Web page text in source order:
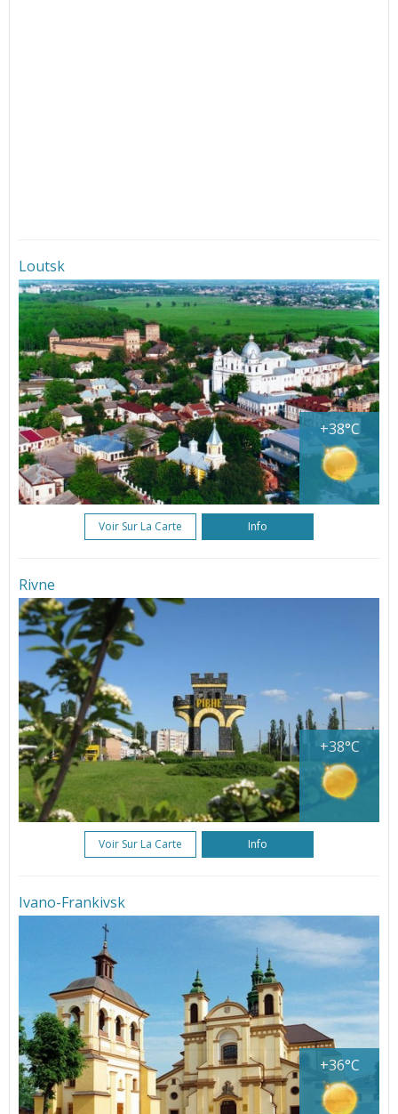
Loutsk
+38°C
Voir Sur La Carte Info
Rivne
+38°C
Voir Sur La Carte Info
Ivano-Frankivsk
+36°C